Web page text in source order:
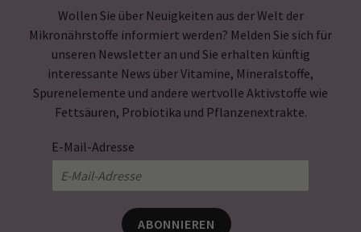
Wollen Sie über Neuigkeiten aus der Welt der
Mikronährstoffe informiert werden? Melden Sie sich für
unseren Newsletter an und Sie erhalten künftig
interessante News über Vitamine, Mineralstoffe,
Spurenelemente und andere wertvolle Aktivstoffe wie
Fettsäuren, Probiotika und Pflanzenextrakte.
E-Mail-Adresse
ABONNIEREN